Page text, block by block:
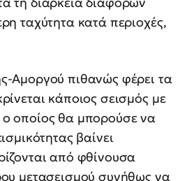
ταχύτητα κατά περιοχές,
Αμοργού πιθανώς φέρει τα
κάποιος σεισμός με
οποίος θα μπορούσε να
βαίνει
από φθίνουσα
μετασεισμού συνήθως να